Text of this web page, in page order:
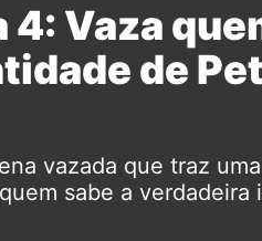
Vaza
de
vazada que traz
sabe a verdadeira